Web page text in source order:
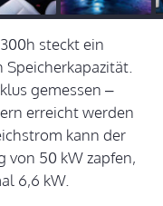
steckt ein
Speicherkapazität.
gemessen –
erreicht werden
kann der
von 50 kW zapfen,
6,6 kW.